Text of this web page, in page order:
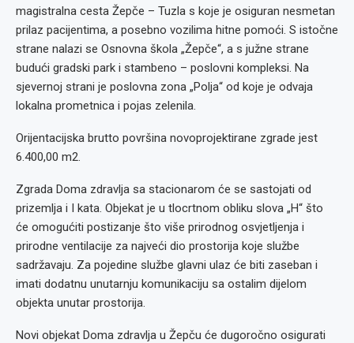
magistralna cesta Žepče – Tuzla s koje je osiguran nesmetan
prilaz pacijentima, a posebno vozilima hitne pomoći. S istočne
strane nalazi se Osnovna škola „Žepče“, a s južne strane
budući gradski park i stambeno – poslovni kompleksi. Na
sjevernoj strani je poslovna zona „Polja“ od koje je odvaja
lokalna prometnica i pojas zelenila.
Orijentacijska brutto površina novoprojektirane zgrade jest
6.400,00 m2.
Zgrada Doma zdravlja sa stacionarom će se sastojati od
prizemlja i I kata. Objekat je u tlocrtnom obliku slova „H“ što
će omogućiti postizanje što više prirodnog osvjetljenja i
prirodne ventilacije za najveći dio prostorija koje službe
sadržavaju. Za pojedine službe glavni ulaz će biti zaseban i
imati dodatnu unutarnju komunikaciju sa ostalim dijelom
objekta unutar prostorija.
Novi objekat Doma zdravlja u Žepču će dugoročno osigurati